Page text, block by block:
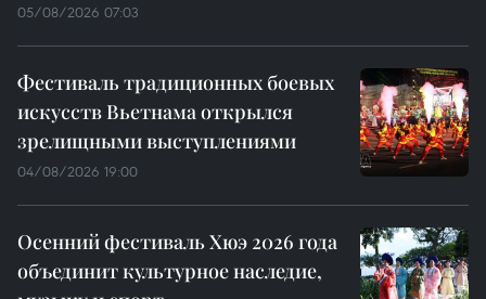
05/08/2026 07:03
Фестиваль традиционных боевых
искусств Вьетнама открылся
зрелищными выступлениями
04/08/2026 19:00
Осенний фестиваль Хюэ 2026 года
объединит культурное наследие,